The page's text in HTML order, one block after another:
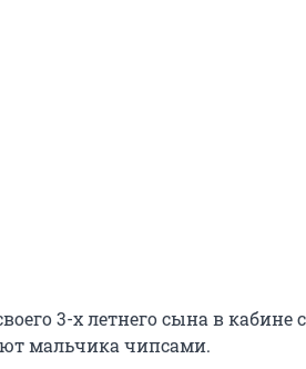
3-х летнего сына в кабине
мальчика чипсами.